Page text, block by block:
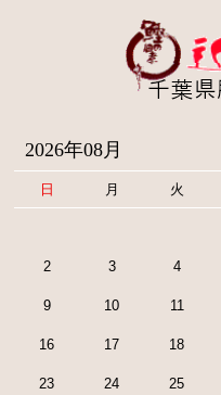
2026年08月
日 月 火
2 3 4
9 10 11
16 17 18
23 24 25